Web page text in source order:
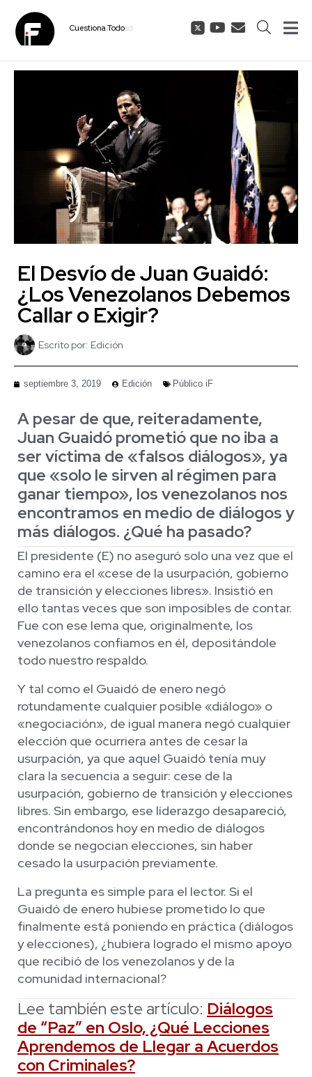
CuestionaTodo
El Desvío de Juan Guaidó:
¿Los Venezolanos Debemos
Callar o Exigir?
Escrito por: Edición
septiembre 3, 2019 Edición Público iF
A pesar de que, reiteradamente,
Juan Guaidó prometió que no iba a
ser víctima de «falsos diálogos», ya
que «solo le sirven al régimen para
ganar tiempo», los venezolanos nos
encontramos en medio de diálogos y
más diálogos. ¿Qué ha pasado?
El presidente (E) no aseguró solo una vez que el
camino era el «cese de la usurpación, gobierno
de transición y elecciones libres». Insistió en
ello tantas veces que son imposibles de contar.
Fue con ese lema que, originalmente, los
venezolanos confiamos en él, depositándole
todo nuestro respaldo.
Y tal como el Guaidó de enero negó
rotundamente cualquier posible «diálogo» o
«negociación», de igual manera negó cualquier
elección que ocurriera antes de cesar la
usurpación, ya que aquel Guaidó tenía muy
clara la secuencia a seguir: cese de la
usurpación, gobierno de transición y elecciones
libres. Sin embargo, ese líderazgo desapareció,
encontrándonos hoy en medio de diálogos
donde se negocian elecciones, sin haber
cesado la usurpación previamente.
La pregunta es simple para el lector. Si el
Guaidó de enero hubiese prometido lo que
finalmente está poniendo en práctica (diálogos
y elecciones), ¿hubiera logrado el mismo apoyo
que recibió de los venezolanos y de la
comunidad internacional?
Lee también este artículo: Diálogos
de “Paz” en Oslo, ¿Qué Lecciones
Aprendemos de Llegar a Acuerdos
con Criminales?